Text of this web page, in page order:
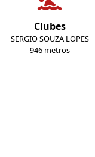
Clubes
SERGIO SOUZA LOPES
946 metros